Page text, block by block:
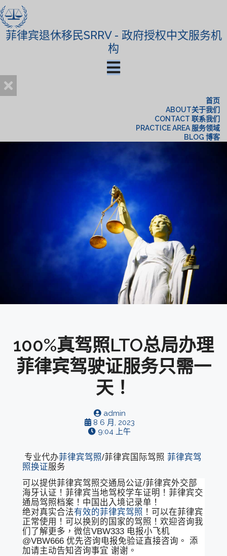
菲律宾退休移民SRRV - 政府授权中文服务机
构
首页
ABOUT关于我们
CONTACT 联系我们
PRACTICE AREA 服务领域
BLOG 博客
100%真驾照LTO总局办理
菲律宾驾驶证服务只需一
天！
admin
8 6 月, 2023
9:04 上午
专业代办菲律宾驾照/菲律宾国际驾照 菲律宾驾
照换证服务
可以提供菲律宾驾照交通局公证/菲律宾外交部
海牙认证！菲律宾当地驾校学车证明！菲律宾交
通局驾照档案！中国出入境记录单！
绝对真实合法有效的菲律宾驾照 ！可以在菲律宾
正常使用！可以换别的国家的驾照！欢迎咨询我
们了解更多，微信VBW333 电报小飞机
@VBW666 优先咨询电报免验证直接咨询。 添
加请主动告知咨询事宜 谢谢。